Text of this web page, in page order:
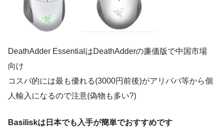
DeathAdder EssentialはDeathAdderの廉価版で中国市場
向け
コスパ的には最も優れる(3000円前後)がアリババ等から個
人輸入になるので注意(偽物も多い?)
Basiliskは日本でも入手が簡単でおすすめです